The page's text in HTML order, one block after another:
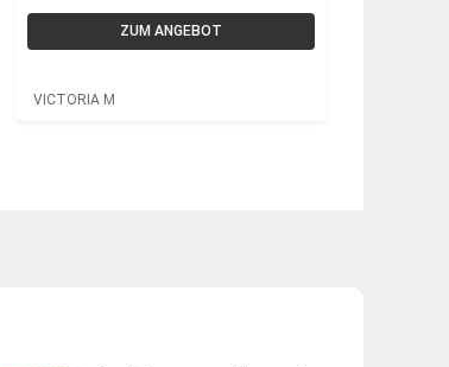
ZUM ANGEBOT
VICTORIA M